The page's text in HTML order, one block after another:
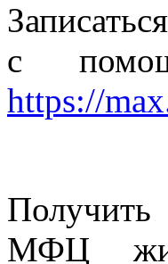
с
https://
МФЦ